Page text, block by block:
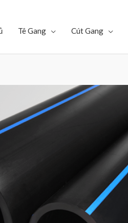
Tê Gang Cút Gang